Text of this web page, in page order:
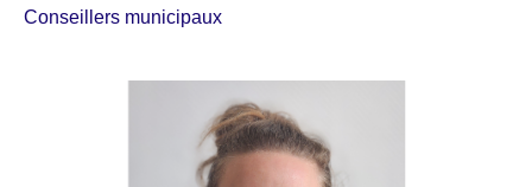
Conseillers municipaux